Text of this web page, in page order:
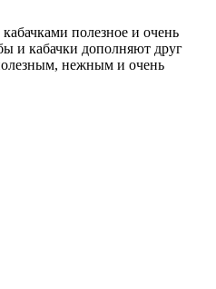
полезное и очень
и кабачки дополняют друг
нежным и очень